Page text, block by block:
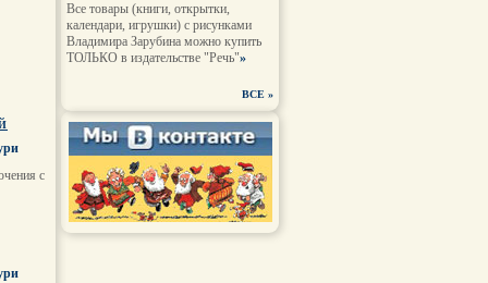
с
Все товары (книги, открытки,
календари, игрушки) с рисунками
Владимира Зарубина можно купить
ТОЛЬКО в издательстве "Речь"»
ВСЕ »